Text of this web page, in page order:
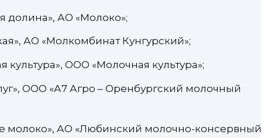
долина», АО «Молоко»;
АО «Молкомбинат Кунгурский»;
ООО «Молочная культура»;
ООО «А7 Агро – Оренбургский молочный
молоко», АО «Любинский молочно-консервный